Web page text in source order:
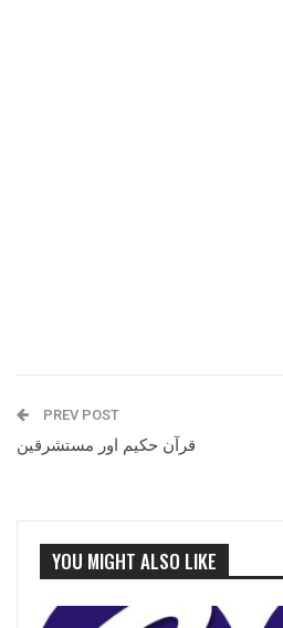
PREV POST
قرآن حکیم اور مستشرقین
YOU MIGHT ALSO LIKE